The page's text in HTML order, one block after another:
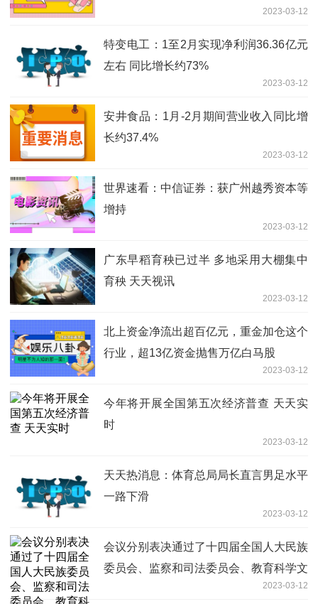
2023-03-12
特变电工：1至2月实现净利润36.36亿元
左右 同比增长约73%
2023-03-12
安井食品：1月-2月期间营业收入同比增
长约37.4%
2023-03-12
世界速看：中信证券：获广州越秀资本等
增持
2023-03-12
广东早稻育秧已过半 多地采用大棚集中
育秧 天天视讯
2023-03-12
北上资金净流出超百亿元，重金加仓这个
行业，超13亿资金抛售万亿白马股
2023-03-12
今年将开展全国第五次经济普查 天天实
时
2023-03-12
天天热消息：体育总局局长直言男足水平
一路下滑
2023-03-12
会议分别表决通过了十四届全国人大民族
委员会、监察和司法委员会、教育科学文
化卫生委员会、外事委员会、华侨委员
2023-03-12